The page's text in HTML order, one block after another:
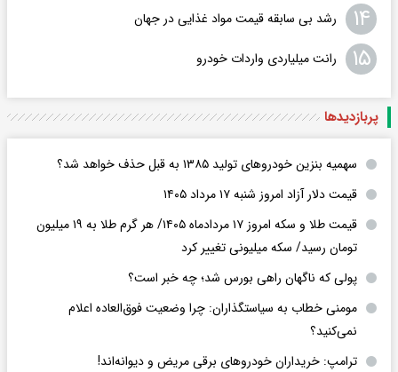
۱۴ رشد بی سابقه قیمت مواد غذایی در جهان
۱۵ رانت میلیاردی واردات خودرو
پربازدید‌ها
سهمیه بنزین خودروهای تولید ۱۳۸۵ به قبل حذف خواهد شد؟
قیمت دلار آزاد امروز شنبه ۱۷ مرداد ۱۴۰۵
قیمت طلا و سکه امروز ۱۷ مردادماه ۱۴۰۵/ هر گرم طلا به ۱۹ میلیون
تومان رسید/ سکه میلیونی تغییر کرد
پولی که ناگهان راهی بورس شد؛ چه خبر است؟
مومنی خطاب به سیاستگذاران: چرا وضعیت فوق‌العاده اعلام
نمی‌کنید؟
ترامپ: خریداران خودروهای برقی مریض و دیوانه‌اند!